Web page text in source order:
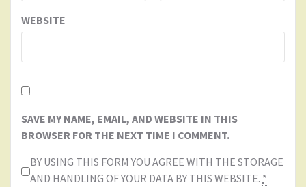
WEBSITE
SAVE MY NAME, EMAIL, AND WEBSITE IN THIS
BROWSER FOR THE NEXT TIME I COMMENT.
BY USING THIS FORM YOU AGREE WITH THE STORAGE
AND HANDLING OF YOUR DATA BY THIS WEBSITE. *